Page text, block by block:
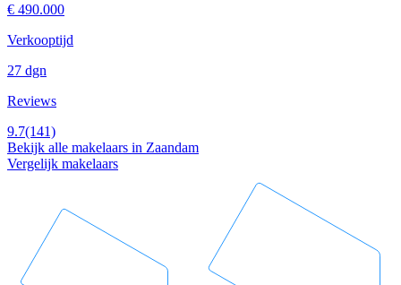
€ 490.000
Verkooptijd
27 dgn
Reviews
9.7(141)
Bekijk alle makelaars in Zaandam
Vergelijk makelaars